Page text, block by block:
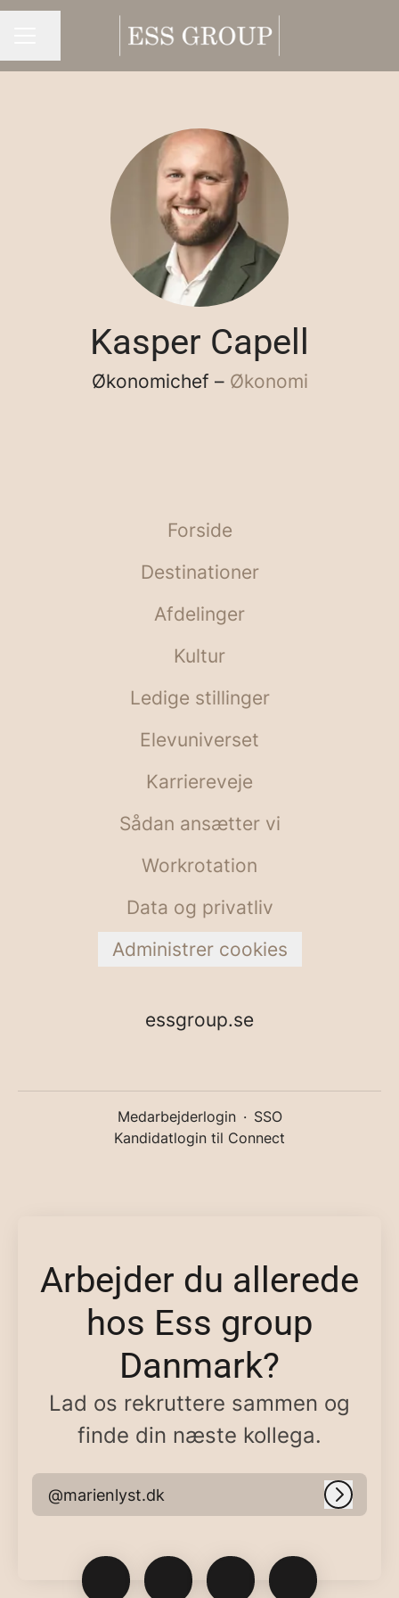
Kasper Capell
Økonomichef – Økonomi
Forside
Destinationer
Afdelinger
Kultur
Ledige stillinger
Elevuniverset
Karriereveje
Sådan ansætter vi
Workrotation
Data og privatliv
Administrer cookies
essgroup.se
Medarbejderlogin · SSO
Kandidatlogin til Connect
Arbejder du allerede
hos Ess group
Danmark?
Lad os rekruttere sammen og
finde din næste kollega.
@marienlyst.dk Log ind